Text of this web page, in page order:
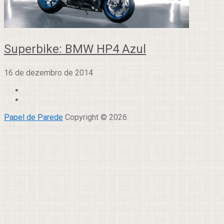
Superbike: BMW HP4 Azul
16 de dezembro de 2014
Papel de Parede Copyright © 2026.